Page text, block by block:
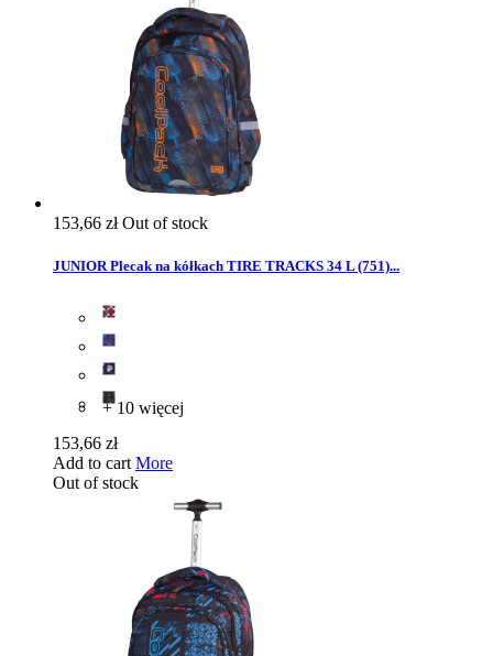
153,66 złOut of stock
JUNIOR Plecak na kółkach TIRE TRACKS 34 L (751)...
+ 10 więcej
153,66 zł
Add to cart More
Out of stock